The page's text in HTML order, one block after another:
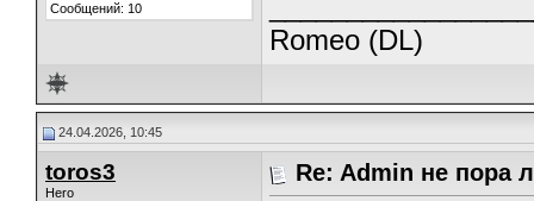
Сообщений: 10
Romeo (DL)
24.04.2026, 10:45
toros3
Hero
Re: Admin не пора